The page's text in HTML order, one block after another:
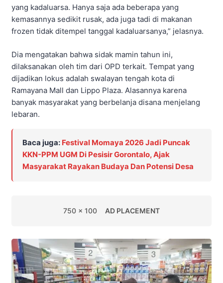
yang kadaluarsa. Hanya saja ada beberapa yang
kemasannya sedikit rusak, ada juga tadi di makanan
frozen tidak ditempel tanggal kadaluarsanya,” jelasnya.
Dia mengatakan bahwa sidak mamin tahun ini,
dilaksanakan oleh tim dari OPD terkait. Tempat yang
dijadikan lokus adalah swalayan tengah kota di
Ramayana Mall dan Lippo Plaza. Alasannya karena
banyak masyarakat yang berbelanja disana menjelang
lebaran.
Baca juga: Festival Momaya 2026 Jadi Puncak
KKN-PPM UGM Di Pesisir Gorontalo, Ajak
Masyarakat Rayakan Budaya Dan Potensi Desa
750 x 100 AD PLACEMENT